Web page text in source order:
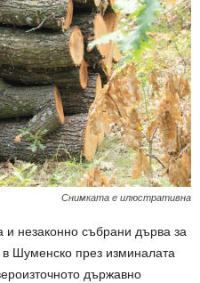
Снимката е илюстративна
незаконно събрани дърва за
в Шуменско през изминалата
държавно